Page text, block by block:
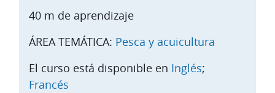
40 m de aprendizaje
ÁREA TEMÁTICA: Pesca y acuicultura
El curso está disponible en Inglés;
Francés